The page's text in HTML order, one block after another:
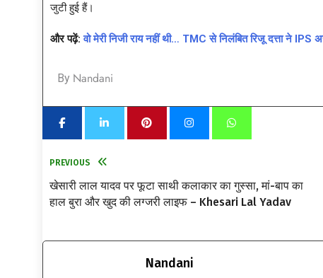
जुटी हुई हैं।
और पढ़ें:वो मेरी निजी राय नहीं थी… TMC से निलंबित रिजू दत्ता ने
By Nandani
PREVIOUS
खेसारी लाल यादव पर फूटा साथी कलाकार का गुस्सा, मां-बाप का
हाल बुरा और खुद की लग्जरी लाइफ – Khesari Lal Yadav
Nandani